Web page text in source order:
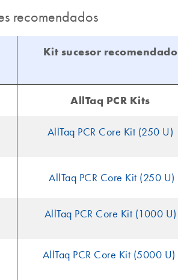
recomendados
Kit sucesor recomendado
AllTaq PCR Kits
AllTaq PCR Core Kit (250 U)
AllTaq PCR Core Kit (250 U)
AllTaq PCR Core Kit (1000 U)
AllTaq PCR Core Kit (5000 U)